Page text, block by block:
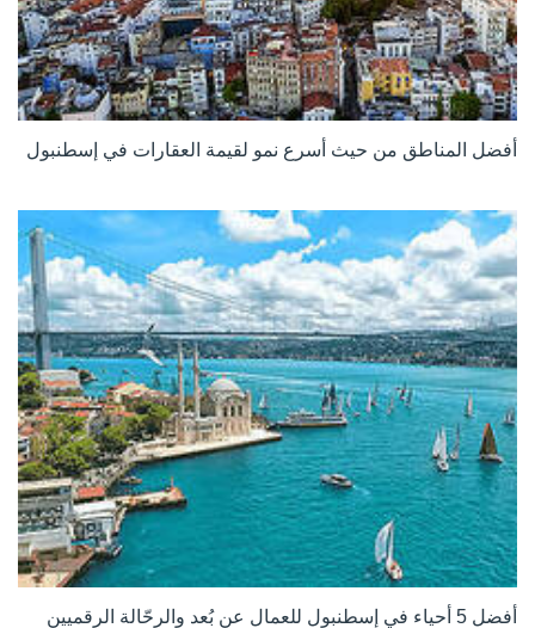
أفضل المناطق من حيث أسرع نمو لقيمة العقارات في إسطنبول
أفضل 5 أحياء في إسطنبول للعمال عن بُعد والرحّالة الرقميين